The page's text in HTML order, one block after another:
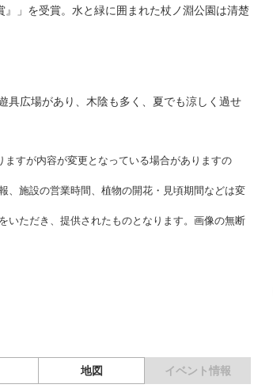
」を受賞。水と緑に囲まれた杖ノ淵公園は清楚
具広場があり、木陰も多く、夏でも涼しく過せ
すが内容が変更となっている場合がありますの
施設の営業時間、植物の開花・見頃期間などは変
ただき、提供されたものとなります。画像の無断
地図 イベント情報